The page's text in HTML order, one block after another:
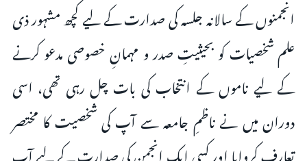
انجمنوں کے سالانہ جلسہ کی صدارت کے لیے کچھ مشہور ذی
علم شخصیات کو بحیثیتِ صدر و مہمانِ خصوصی مدعو کرنے
کے لیے ناموں کے انتخاب کی بات چل رہی تھی، اسی
دوران میں نے ناظمِ جامعہ سے آپ کی شخصیت کا مختصر
تعارف کروایا اور کسی ایک انجمن کی صدارت کے لیے آپ